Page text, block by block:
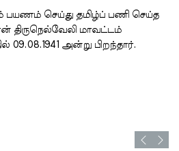
பயணம் செய்து தமிழ்ப் பணி செய்த
திருநெல்வேலி மாவட்டம்
09.08.1941 அன்று பிறந்தார்.